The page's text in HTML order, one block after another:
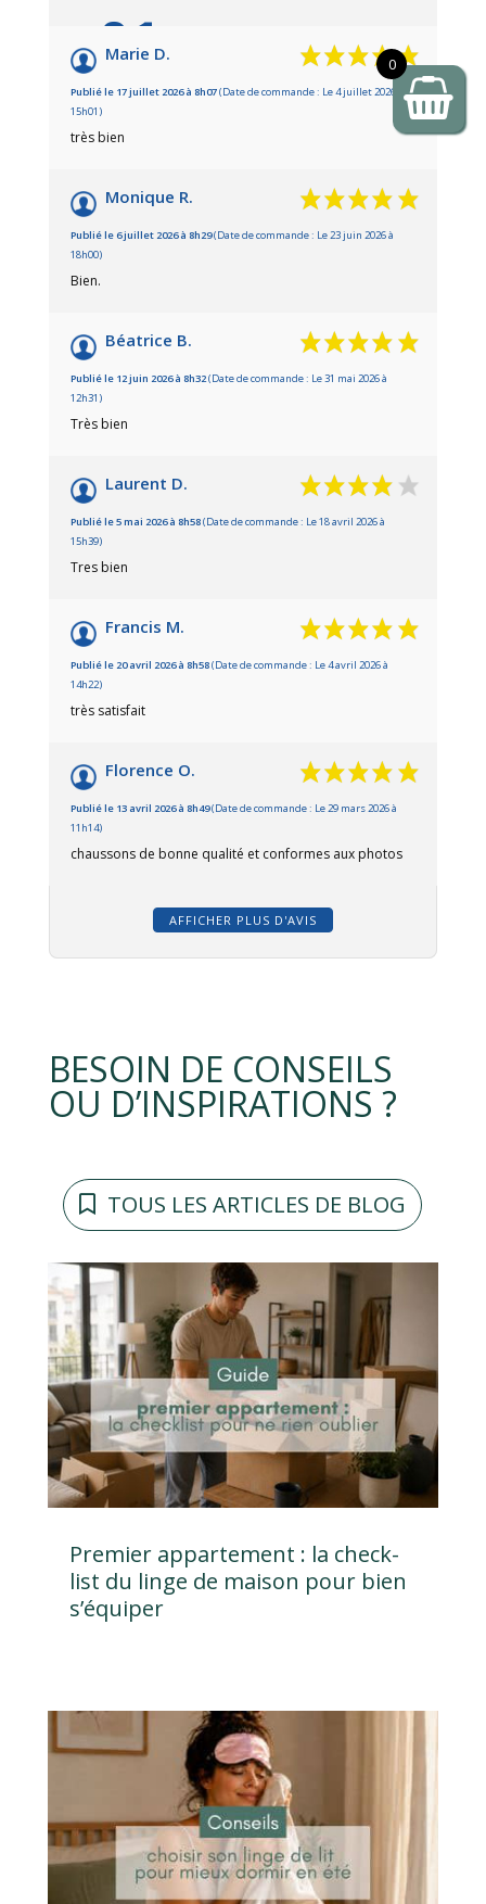
9.1/10
Basé sur 20 avis
Marie D.
Publié le 17 juillet 2026 à 8h07(Date de commande : Le 4 juillet 2026 à
15h01)
très bien
Monique R.
Publié le 6 juillet 2026 à 8h29(Date de commande : Le 23 juin 2026 à
18h00)
Bien.
Béatrice B.
Publié le 12 juin 2026 à 8h32(Date de commande : Le 31 mai 2026 à
12h31)
Très bien
Laurent D.
Publié le 5 mai 2026 à 8h58(Date de commande : Le 18 avril 2026 à
15h39)
Tres bien
Francis M.
Publié le 20 avril 2026 à 8h58(Date de commande : Le 4 avril 2026 à
14h22)
très satisfait
Florence O.
Publié le 13 avril 2026 à 8h49(Date de commande : Le 29 mars 2026 à
11h14)
chaussons de bonne qualité et conformes aux photos
AFFICHER PLUS D'AVIS
BESOIN DE CONSEILS
OU D’INSPIRATIONS ?
TOUS LES ARTICLES DE BLOG
Premier appartement : la check-
list du linge de maison pour bien
s’équiper
0